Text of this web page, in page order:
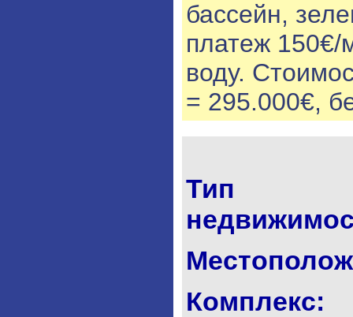
бассейн,
платеж 150€/
воду.
= 295.000€,
Тип
Комплекс: